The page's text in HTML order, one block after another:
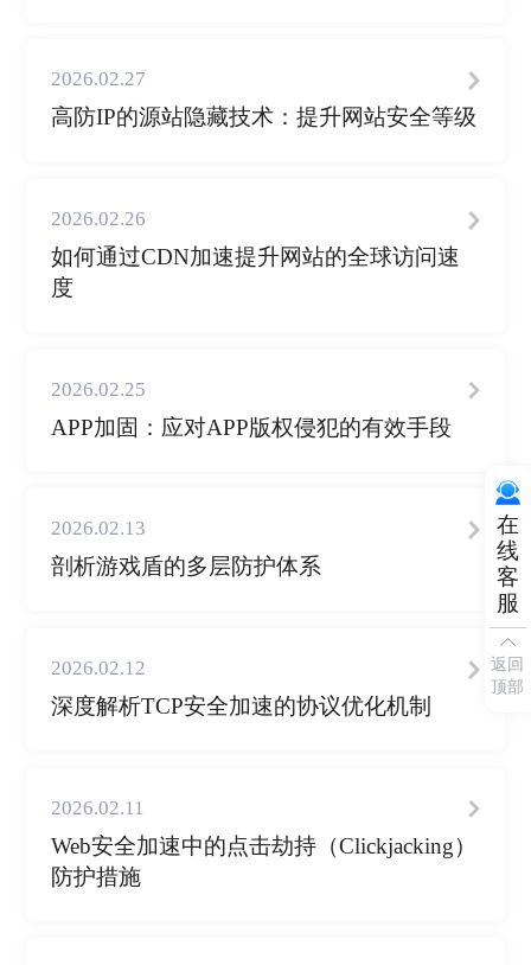
2026.02.27
高防IP的源站隐藏技术：提升网站安全等级
2026.02.26
如何通过CDN加速提升网站的全球访问速
度
2026.02.25
APP加固：应对APP版权侵犯的有效手段
2026.02.13
剖析游戏盾的多层防护体系
2026.02.12
深度解析TCP安全加速的协议优化机制
2026.02.11
Web安全加速中的点击劫持（Clickjacking）
防护措施
在
线
客
服
返回
顶部